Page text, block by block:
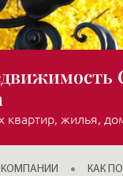
квартир, жилья,
КАК